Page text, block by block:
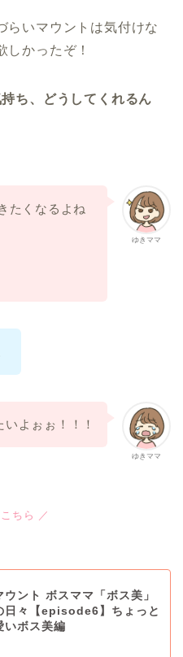
らいマウントは気付けな
しかったぞ！
ち、どうしてくれるん
ゆきママ
たくなるよね
ゆきママ
よぉぉ！！！
ちら ／
ウント ボスママ「ボス美」
日々【episode6】ちょっと
いボス美編